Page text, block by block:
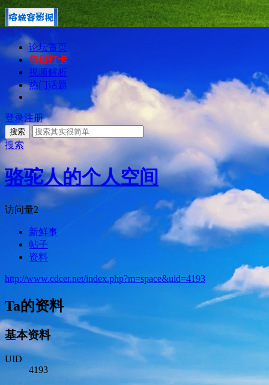
论坛首页
每日打卡
视频解析
热门话题
登录注册
搜索
搜索
骆驼人的个人空间
访问量2
新鲜事
帖子
资料
http://www.cdcer.net/index.php?m=space&uid=4193
Ta的资料
基本资料
UID
4193